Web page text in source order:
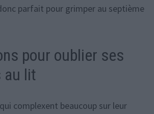
parfait pour grimper au septième
pour oublier ses
au lit
complexent beaucoup sur leur